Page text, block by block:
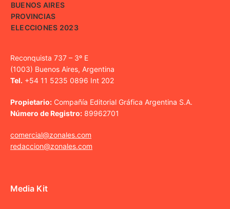
BUENOS AIRES
PROVINCIAS
ELECCIONES 2023
Reconquista 737 – 3º E
(1003) Buenos Aires, Argentina
Tel. +54 11 5235 0896 Int 202
Propietario: Compañía Editorial Gráfica Argentina S.A.
Número de Registro: 89962701
comercial@zonales.com
redaccion@zonales.com
Media Kit